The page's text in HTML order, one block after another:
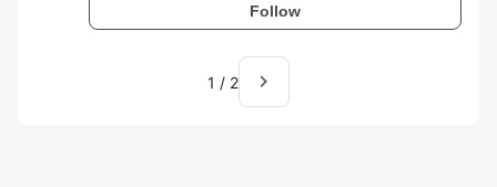
Follow
1 / 2 navigate_next